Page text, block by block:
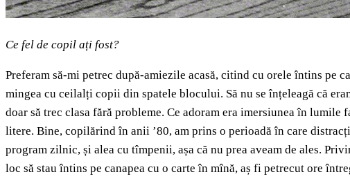
Ce fel de copil ați fost?
Preferam să-mi petrec după-amiezile acasă, citind cu orele întins pe
mingea cu ceilalți copii din spatele blocului. Să nu se înțeleagă că
doar să trec clasa fără probleme. Ce adoram era imersiunea în
litere. Bine, copilărind în anii ’80, am prins o perioadă în care
program zilnic, și alea cu tîmpenii, așa că nu prea aveam de ales.
loc să stau întins pe canapea cu o carte în mînă, aș fi petrecut ore